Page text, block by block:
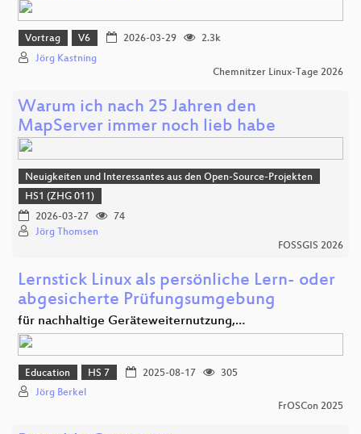
Vortrag V6 2026-03-29
2.3k
Jörg Kastning
Chemnitzer Linux-Tage 2026
Warum ich nach 25 Jahren den
MapServer immer noch lieb habe
Neuigkeiten und Interessantes aus den Open-Source-Projekten
HS1 (ZHG 011)
2026-03-27
74
Jörg Thomsen
FOSSGIS 2026
Lernstick Linux als persönliche Lern- oder
abgesicherte Prüfungsumgebung
für nachhaltige Geräteweiternutzung,…
Education HS 7 2025-08-17
305
Jörg Berkel
FrOSCon 2025